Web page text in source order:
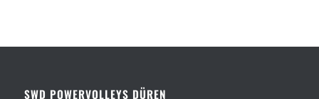
SWD POWERVOLLEYS DÜREN